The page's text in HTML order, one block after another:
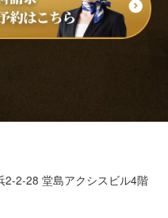
2-2-28 堂島アクシスビル4階